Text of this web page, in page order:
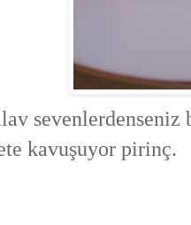
sevenlerdenseniz
kavuşuyor pirinç.